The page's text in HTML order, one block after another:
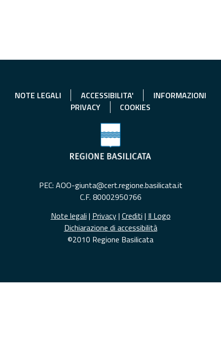
NOTE LEGALI ACCESSIBILITA'
INFORMAZIONI
PRIVACY
COOKIES
PEC: AOO-giunta@cert.regione.basilicata.it
C.F. 80002950766
Note legali | Privacy| Crediti | Il Logo
Dichiarazione di accessibilità
©2010 Regione Basilicata